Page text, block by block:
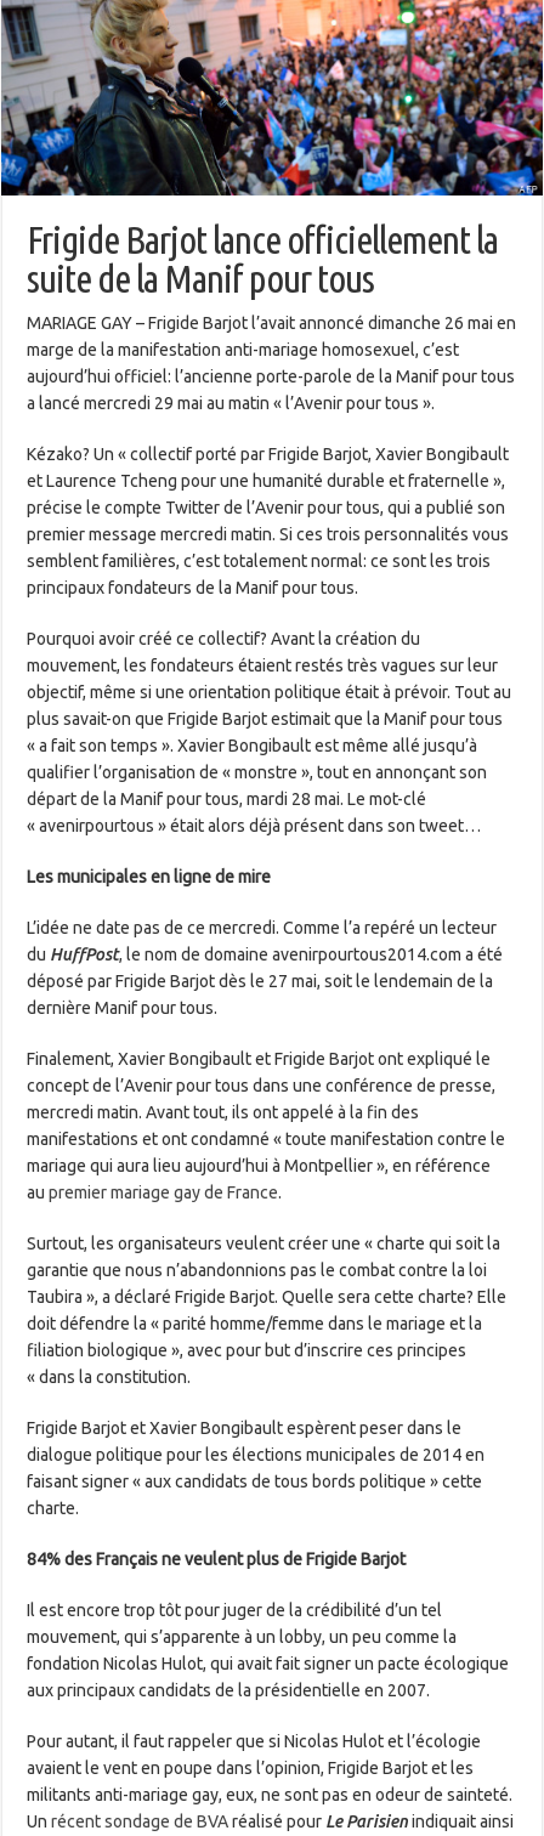
Frigide Barjot lance officiellement la
suite de la Manif pour tous
MARIAGE GAY – Frigide Barjot l’avait annoncé dimanche 26 mai en
marge de la manifestation anti-mariage homosexuel, c’est
aujourd’hui officiel: l’ancienne porte-parole de la Manif pour tous
a lancé mercredi 29 mai au matin « l’Avenir pour tous ».
Kézako? Un « collectif porté par Frigide Barjot, Xavier Bongibault
et Laurence Tcheng pour une humanité durable et fraternelle »,
précise le compte Twitter de l’Avenir pour tous, qui a publié son
premier message mercredi matin. Si ces trois personnalités vous
semblent familières, c’est totalement normal: ce sont les trois
principaux fondateurs de la Manif pour tous.
Pourquoi avoir créé ce collectif? Avant la création du
mouvement, les fondateurs étaient restés très vagues sur leur
objectif, même si une orientation politique était à prévoir. Tout au
plus savait-on que Frigide Barjot estimait que la Manif pour tous
« a fait son temps ». Xavier Bongibault est même allé jusqu’à
qualifier l’organisation de « monstre », tout en annonçant son
départ de la Manif pour tous, mardi 28 mai. Le mot-clé
« avenirpourtous » était alors déjà présent dans son tweet…
Les municipales en ligne de mire
L’idée ne date pas de ce mercredi. Comme l’a repéré un lecteur
du HuffPost, le nom de domaine avenirpourtous2014.com a été
déposé par Frigide Barjot dès le 27 mai, soit le lendemain de la
dernière Manif pour tous.
Finalement, Xavier Bongibault et Frigide Barjot ont expliqué le
concept de l’Avenir pour tous dans une conférence de presse,
mercredi matin. Avant tout, ils ont appelé à la fin des
manifestations et ont condamné « toute manifestation contre le
mariage qui aura lieu aujourd’hui à Montpellier », en référence
aupremier mariage gay de France.
Surtout, les organisateurs veulent créer une « charte qui soit la
garantie que nous n’abandonnions pas le combat contre la loi
Taubira », a déclaré Frigide Barjot. Quelle sera cette charte? Elle
doit défendre la « parité homme/femme dans le mariage et la
filiation biologique », avec pour but d’inscrire ces principes
« dans la constitution.
Frigide Barjot et Xavier Bongibault espèrent peser dans le
dialogue politique pour les élections municipales de 2014 en
faisant signer « aux candidats de tous bords politique » cette
charte.
84% des Français ne veulent plus de Frigide Barjot
Il est encore trop tôt pour juger de la crédibilité d’un tel
mouvement, qui s’apparente à un lobby, un peu comme la
fondation Nicolas Hulot, qui avait fait signer un pacte écologique
aux principaux candidats de la présidentielle en 2007.
Pour autant, il faut rappeler que si Nicolas Hulot et l’écologie
avaient le vent en poupe dans l’opinion, Frigide Barjot et les
militants anti-mariage gay, eux, ne sont pas en odeur de sainteté.
Unrécent sondage de BVAréalisé pour Le Parisienindiquait ainsi